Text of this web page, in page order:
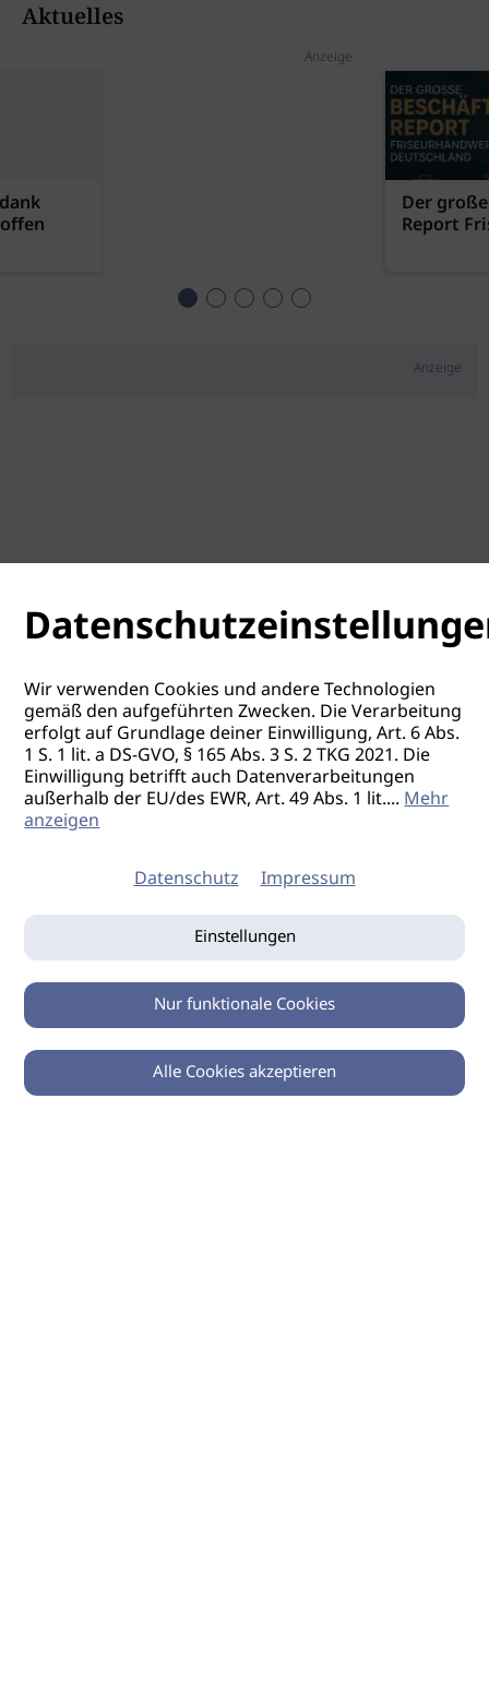
Aktuelles
Anzeige
Der
Report
Anzeige
0
Wir verwenden Cookies und andere Technologien
gemäß den aufgeführten Zwecken. Die Verarbeitung
erfolgt auf Grundlage deiner Einwilligung, Art. 6 Abs.
1 S. 1 lit. a DS-GVO, § 165 Abs. 3 S. 2 TKG 2021. Die
Einwilligung betrifft auch Datenverarbeitungen
außerhalb der EU/des EWR, Art. 49 Abs. 1 lit....Mehr
anzeigen
Datenschutz Impressum
Einstellungen
Nur funktionale Cookies
Alle Cookies akzeptieren